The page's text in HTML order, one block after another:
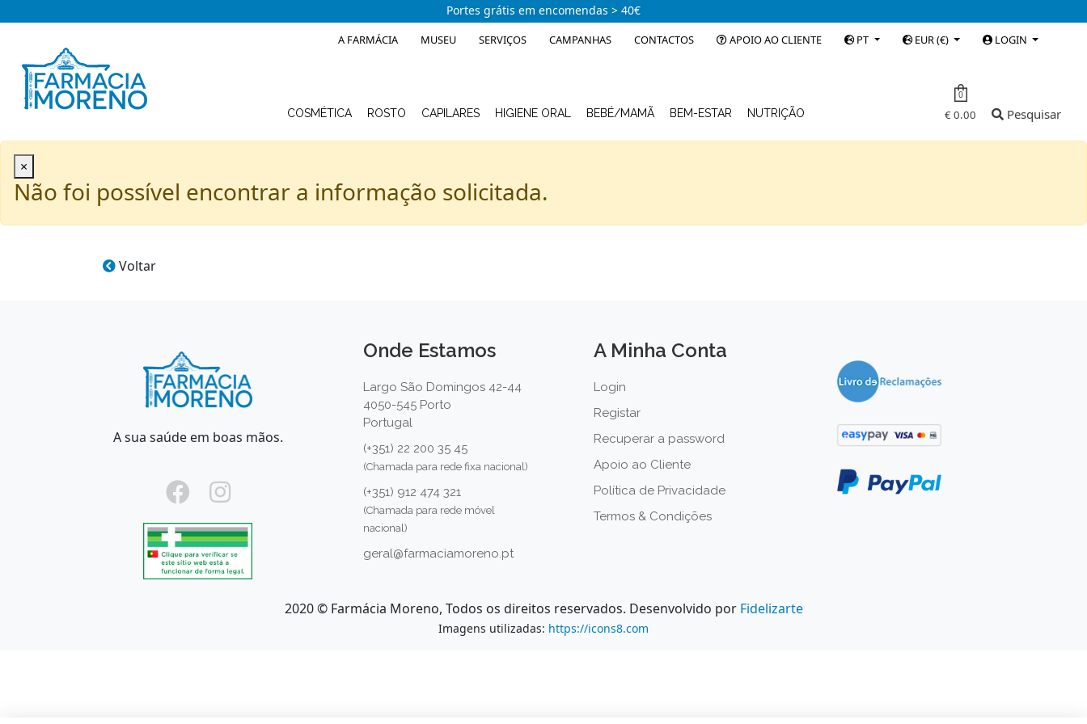
Portes grátis em encomendas > 40€
A FARMÁCIA MUSEU SERVIÇOS CAMPANHAS CONTACTOS APOIO AO CLIENTE PT EUR (€) LOGIN
COSMÉTICA ROSTO CAPILARES HIGIENE ORAL BEBÉ/MAMÃ BEM-ESTAR NUTRIÇÃO
0
€ 0.00 Pesquisar
×
Não foi possível encontrar a informação solicitada.
Voltar
A sua saúde em boas mãos.
Onde Estamos
Largo São Domingos 42-44
4050-545 Porto
Portugal
(+351) 22 200 35 45
(Chamada para rede fixa nacional)
(+351) 912 474 321
(Chamada para rede móvel
nacional)
geral@farmaciamoreno.pt
A Minha Conta
Login
Registar
Recuperar a password
Apoio ao Cliente
Política de Privacidade
Termos & Condições
2020 © Farmácia Moreno, Todos os direitos reservados. Desenvolvido por Fidelizarte
Imagens utilizadas: https://icons8.com